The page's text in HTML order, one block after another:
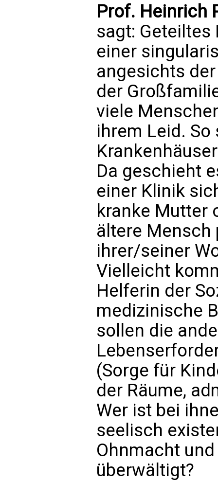
Prof. Heinrich
sagt: Geteiltes
einer
angesichts
der
viele
ihrem Leid.
Da geschieht
einer Klinik
kranke Mutter
ältere
ihrer/seiner
Vielleicht
Helferin der
medizinische
sollen die
(Sorge für
der Räume,
Wer ist bei
seelisch
Ohnmacht
überwältigt?